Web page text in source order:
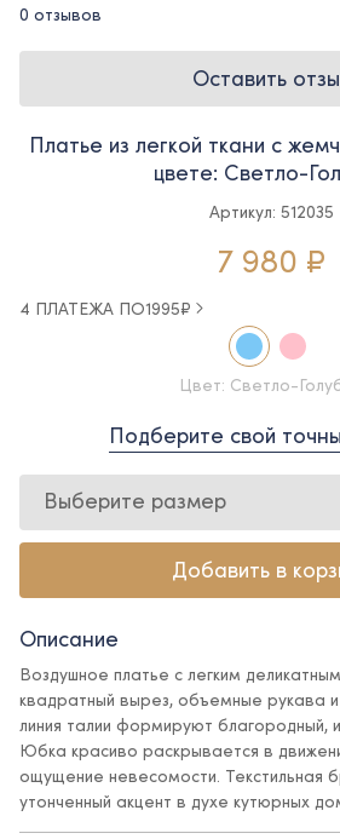
0 отзывов
Оставить
Платье из легкой ткани с
цвете: Светло-
Артикул: 512035
7 980 ₽
4 ПЛАТЕЖА ПО1995₽
Цвет: Светло-
Подберите свой
Выберите размер
Добавить в
Описание
Воздушное платье с легким
квадратный вырез, объемные рукава и
линия талии формируют благородный,
Юбка красиво раскрывается в
ощущение невесомости. Текстильная
утонченный акцент в духе кутюрных
образу характер и глубину.